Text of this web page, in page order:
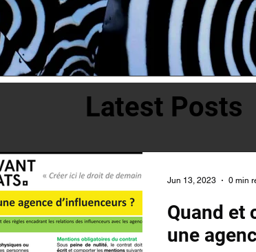
Quand et
une
Jun 13, 2023 0 min
Latest Posts